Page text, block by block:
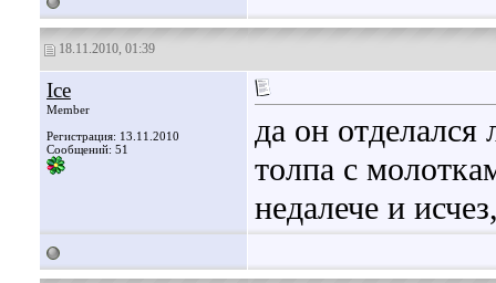
18.11.2010, 01:39
Ice
Member
Регистрация: 13.11.2010
Сообщений: 51
да он
толпа с
недалече и